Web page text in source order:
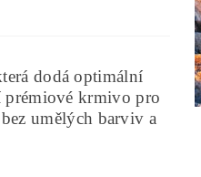
dodá optimální
prémiové krmivo pro
umělých barviv a